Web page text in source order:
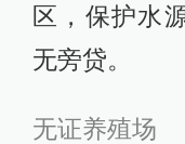
区，保护水
无旁贷。
无证养殖场